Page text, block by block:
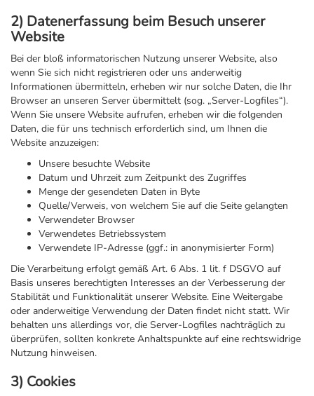
2) Datenerfassung beim Besuch unserer
Website
Bei der bloß informatorischen Nutzung unserer Website, also
wenn Sie sich nicht registrieren oder uns anderweitig
Informationen übermitteln, erheben wir nur solche Daten, die Ihr
Browser an unseren Server übermittelt (sog. „Server-Logfiles“).
Wenn Sie unsere Website aufrufen, erheben wir die folgenden
Daten, die für uns technisch erforderlich sind, um Ihnen die
Website anzuzeigen:
Unsere besuchte Website
Datum und Uhrzeit zum Zeitpunkt des Zugriffes
Menge der gesendeten Daten in Byte
Quelle/Verweis, von welchem Sie auf die Seite gelangten
Verwendeter Browser
Verwendetes Betriebssystem
Verwendete IP-Adresse (ggf.: in anonymisierter Form)
Die Verarbeitung erfolgt gemäß Art. 6 Abs. 1 lit. f DSGVO auf
Basis unseres berechtigten Interesses an der Verbesserung der
Stabilität und Funktionalität unserer Website. Eine Weitergabe
oder anderweitige Verwendung der Daten findet nicht statt. Wir
behalten uns allerdings vor, die Server-Logfiles nachträglich zu
überprüfen, sollten konkrete Anhaltspunkte auf eine rechtswidrige
Nutzung hinweisen.
3) Cookies